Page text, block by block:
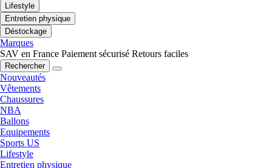
Lifestyle
Entretien physique
Déstockage
Marques
SAV en France Paiement sécurisé Retours faciles
Rechercher
Nouveautés
Vêtements
Chaussures
NBA
Ballons
Equipements
Sports US
Lifestyle
Entretien physique